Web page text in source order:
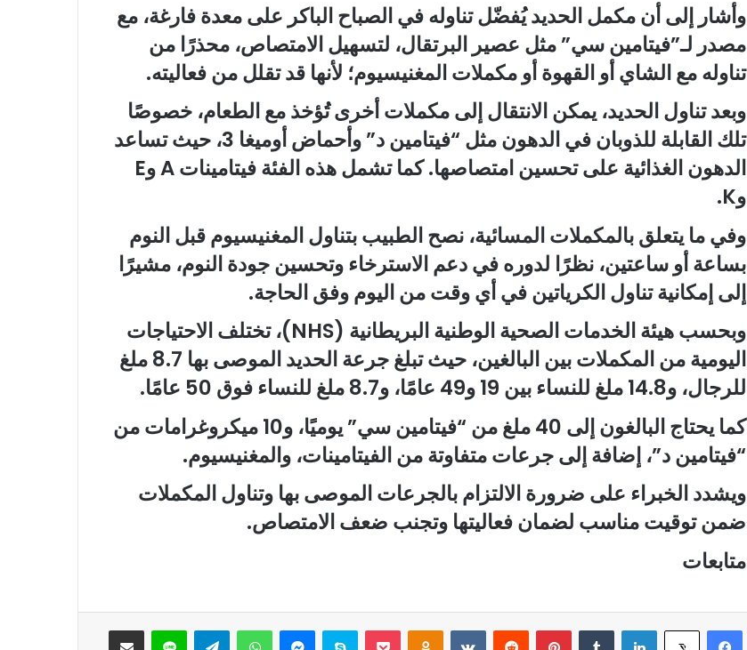
وأشار إلى أن مكمل الحديد يُفضّل تناوله في الصباح الباكر على معدة فارغة، مع
مصدر لـ”فيتامين سي” مثل عصير البرتقال، لتسهيل الامتصاص، محذرًا من
تناوله مع الشاي أو القهوة أو مكملات المغنيسيوم؛ لأنها قد تقلل من فعاليته.
وبعد تناول الحديد، يمكن الانتقال إلى مكملات أخرى تُؤخذ مع الطعام، خصوصًا
تلك القابلة للذوبان في الدهون مثل “فيتامين د” وأحماض أوميغا 3، حيث تساعد
الدهون الغذائية على تحسين امتصاصها. كما تشمل هذه الفئة فيتامينات A وE
وK.
وفي ما يتعلق بالمكملات المسائية، نصح الطبيب بتناول المغنيسيوم قبل النوم
بساعة أو ساعتين، نظرًا لدوره في دعم الاسترخاء وتحسين جودة النوم، مشيرًا
إلى إمكانية تناول الكرياتين في أي وقت من اليوم وفق الحاجة.
وبحسب هيئة الخدمات الصحية الوطنية البريطانية (NHS)، تختلف الاحتياجات
اليومية من المكملات بين البالغين، حيث تبلغ جرعة الحديد الموصى بها 8.7 ملغ
للرجال، و14.8 ملغ للنساء بين 19 و49 عامًا، و8.7 ملغ للنساء فوق 50 عامًا.
كما يحتاج البالغون إلى 40 ملغ من “فيتامين سي” يوميًا، و10 ميكروغرامات من
“فيتامين د”، إضافة إلى جرعات متفاوتة من الفيتامينات، والمغنيسيوم.
ويشدد الخبراء على ضرورة الالتزام بالجرعات الموصى بها وتناول المكملات
ضمن توقيت مناسب لضمان فعاليتها وتجنب ضعف الامتصاص.
متابعات
فيسبوك ‫X لينكدإن بينتيريست سكايب واتساب لاين